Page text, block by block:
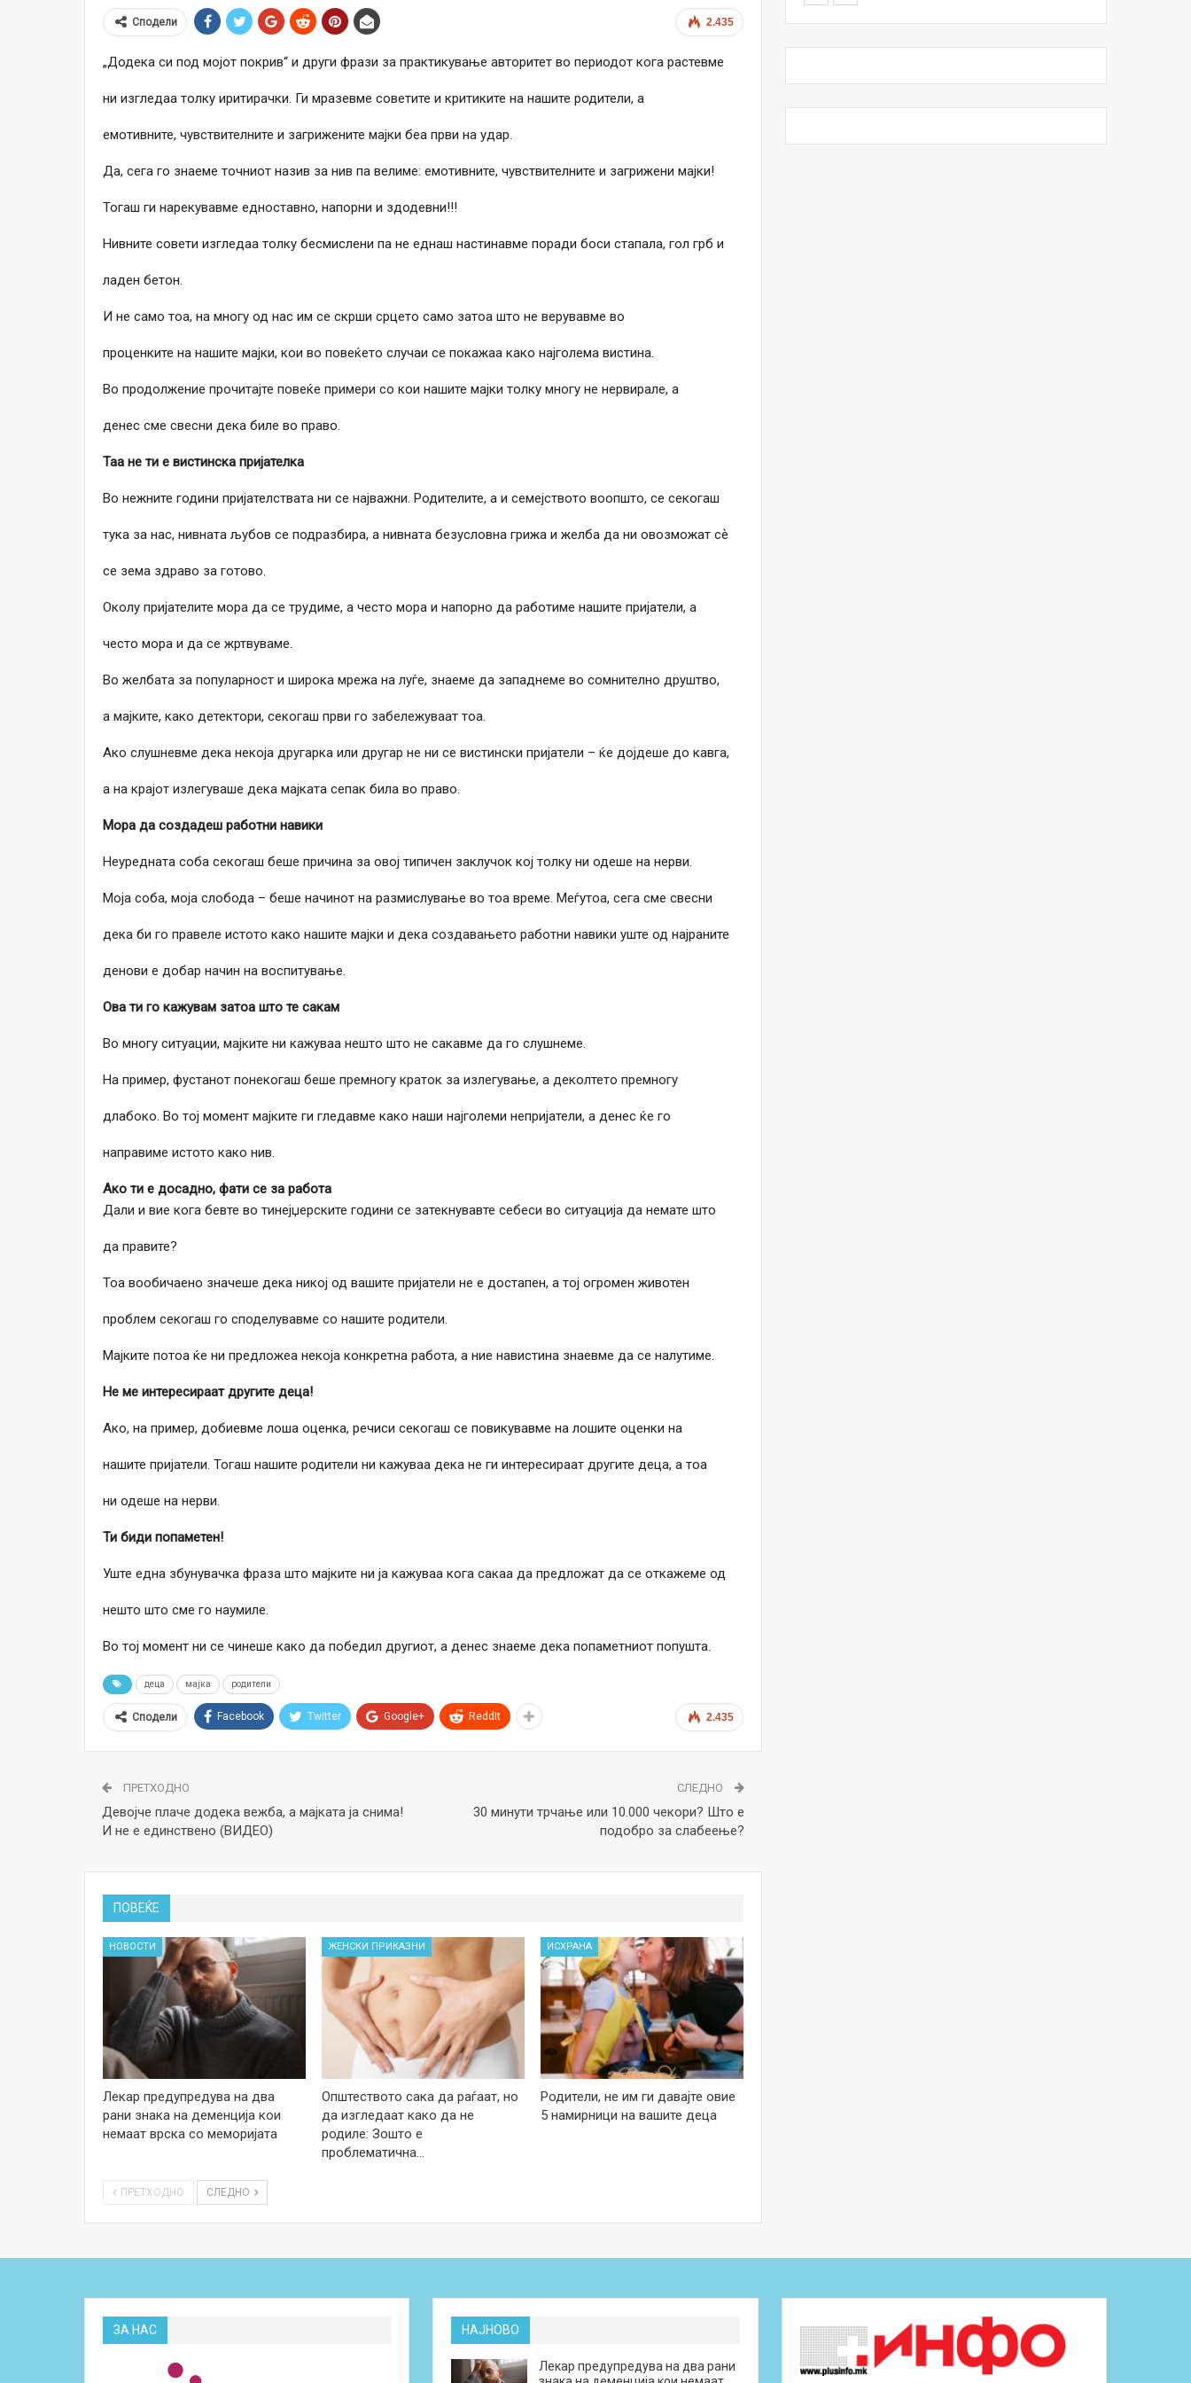
2.435
Сподели
„Додека си под мојот покрив“ и други фрази за практикување авторитет во периодот кога растевме
ни изгледаа толку иритирачки. Ги мразевме советите и критиките на нашите родители, а
емотивните, чувствителните и загрижените мајки беа први на удар.
Да, сега го знаеме точниот назив за нив па велиме: емотивните, чувствителните и загрижени мајки!
Тогаш ги нарекувавме едноставно, напорни и здодевни!!!
Нивните совети изгледаа толку бесмислени па не еднаш настинавме поради боси стапала, гол грб и
ладен бетон.
И не само тоа, на многу од нас им се скрши срцето само затоа што не верувавме во
проценките на нашите мајки, кои во повеќето случаи се покажаа како најголема вистина.
Во продолжение прочитајте повеќе примери со кои нашите мајки толку многу не нервирале, а
денес сме свесни дека биле во право.
Таа не ти е вистинска пријателка
Во нежните години пријателствата ни се најважни. Родителите, а и семејството воопшто, се секогаш
тука за нас, нивната љубов се подразбира, а нивната безусловна грижа и желба да ни овозможат сѐ
се зема здраво за готово.
Околу пријателите мора да се трудиме, а често мора и напорно да работиме нашите пријатели, а
често мора и да се жртвуваме.
Во желбата за популарност и широка мрежа на луѓе, знаеме да западнеме во сомнително друштво,
а мајките, како детектори, секогаш први го забележуваат тоа.
Ако слушневме дека некоја другарка или другар не ни се вистински пријатели – ќе дојдеше до кавга,
а на крајот излегуваше дека мајката сепак била во право.
Мора да создадеш работни навики
Неуредната соба секогаш беше причина за овој типичен заклучок кој толку ни одеше на нерви.
Моја соба, моја слобода – беше начинот на размислување во тоа време. Меѓутоа, сега сме свесни
дека би го правеле истото како нашите мајки и дека создавањето работни навики уште од најраните
денови е добар начин на воспитување.
Ова ти го кажувам затоа што те сакам
Во многу ситуации, мајките ни кажуваа нешто што не сакавме да го слушнеме.
На пример, фустанот понекогаш беше премногу краток за излегување, а деколтето премногу
длабоко. Во тој момент мајките ги гледавме како наши најголеми непријатели, а денес ќе го
направиме истото како нив.
Ако ти е досадно, фати се за работа
Дали и вие кога бевте во тинејџерските години се затекнувавте себеси во ситуација да немате што
да правите?
Тоа вообичаено значеше дека никој од вашите пријатели не е достапен, а тој огромен животен
проблем секогаш го споделувавме со нашите родители.
Мајките потоа ќе ни предложеа некоја конкретна работа, а ние навистина знаевме да се налутиме.
Не ме интересираат другите деца!
Ако, на пример, добиевме лоша оценка, речиси секогаш се повикувавме на лошите оценки на
нашите пријатели. Тогаш нашите родители ни кажуваа дека не ги интересираат другите деца, а тоа
ни одеше на нерви.
Ти биди попаметен!
Уште една збунувачка фраза што мајките ни ја кажуваа кога сакаа да предложат да се откажеме од
нешто што сме го наумиле.
Во тој момент ни се чинеше како да победил другиот, а денес знаеме дека попаметниот попушта.
деца мајка родители
2.435
Сподели Facebook Twitter Google+ ReddIt
ПРЕТХОДНО
Девојче плаче додека вежба, а мајката ја снима!
И не е единствено (ВИДЕО)
СЛЕДНО
30 минути трчање или 10.000 чекори? Што е
подобро за слабеење?
ПОВЕЌЕ
НОВОСТИ
Лекар предупредува на два
рани знака на деменција кои
немаат врска со меморијата
ЖЕНСКИ ПРИКАЗНИ
Општеството сака да раѓаат, но
да изгледаат како да не
родиле: Зошто е
проблематична…
ИСХРАНА
Родители, не им ги давајте овие
5 намирници на вашите деца
ПРЕТХОДНО СЛЕДНО
ЗА НАС НАЈНОВО
Лекар предупредува на два рани